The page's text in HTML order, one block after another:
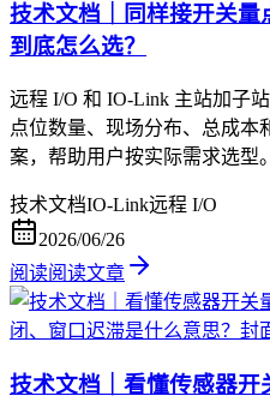
技术文档｜同样接开关
到底怎么选？
远程 I/O 和 IO-Link 主站加子
点位数量、现场分布、总成本
案，帮助用户按实际需求选型。
技术文档IO-Link远程 I/O
2026/06/26
阅读阅读文章
技术文档｜看懂传感器开